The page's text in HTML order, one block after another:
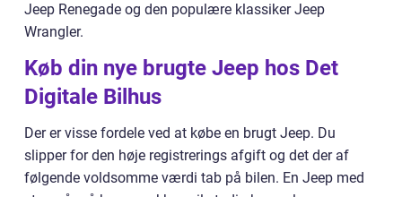
Jeep Renegade og den populære klassiker Jeep
Wrangler.
Køb din nye brugte Jeep hos Det
Digitale Bilhus
Der er visse fordele ved at købe en brugt Jeep. Du
slipper for den høje registrerings afgift og det der af
følgende voldsomme værdi tab på bilen. En Jeep med